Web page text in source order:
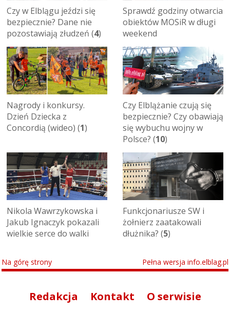
Czy w Elblągu jeździ się
bezpiecznie? Dane nie
pozostawiają złudzeń (4)
Sprawdź godziny otwarcia
obiektów MOSiR w długi
weekend
Nagrody i konkursy.
Dzień Dziecka z
Concordią (wideo) (1)
Czy Elblążanie czują się
bezpiecznie? Czy obawiają
się wybuchu wojny w
Polsce? (10)
Nikola Wawrzykowska i
Jakub Ignaczyk pokazali
wielkie serce do walki
Funkcjonariusze SW i
żołnierz zaatakowali
dłużnika? (5)
Na górę strony Pełna wersja info.elblag.pl
Redakcja Kontakt
O serwisie